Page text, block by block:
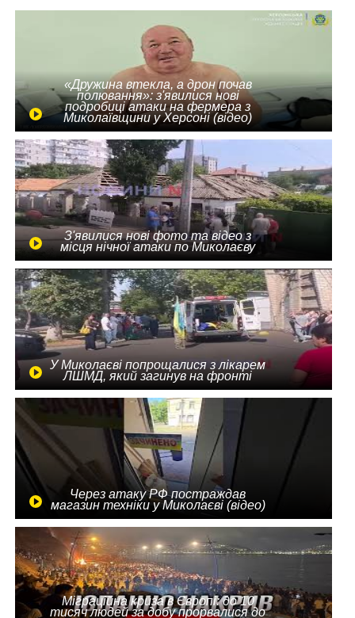
«Дружина втекла, а дрон почав
полювання»: з'явилися нові
подробиці атаки на фермера з
Миколаївщини у Херсоні (відео)
З'явилися нові фото та відео з
місця нічної атаки по Миколаєву
У Миколаєві попрощалися з лікарем
ЛШМД, який загинув на фронті
Через атаку РФ постраждав
магазин техніки у Миколаєві (відео)
Міграційна криза в Європі: до 10
тисяч людей за добу прорвалися до